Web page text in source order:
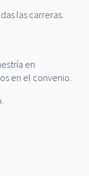
las carreras.
en
en el convenio.